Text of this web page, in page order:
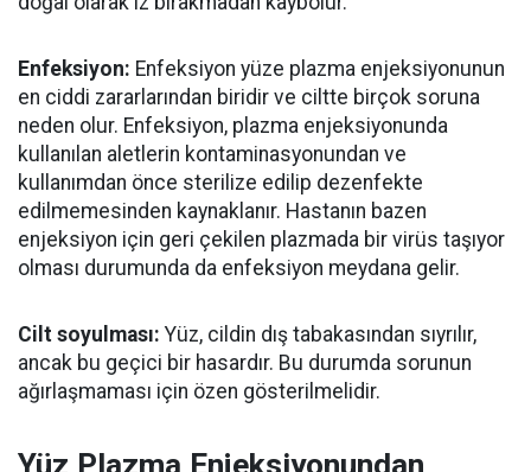
Enfeksiyon: Enfeksiyon yüze plazma enjeksiyonunun
en ciddi zararlarından biridir ve ciltte birçok soruna
neden olur. Enfeksiyon, plazma enjeksiyonunda
kullanılan aletlerin kontaminasyonundan ve
kullanımdan önce sterilize edilip dezenfekte
edilmemesinden kaynaklanır. Hastanın bazen
enjeksiyon için geri çekilen plazmada bir virüs taşıyor
olması durumunda da enfeksiyon meydana gelir.
Cilt soyulması: Yüz, cildin dış tabakasından sıyrılır,
ancak bu geçici bir hasardır. Bu durumda sorunun
ağırlaşmaması için özen gösterilmelidir.
Yüz Plazma Enjeksiyonundan